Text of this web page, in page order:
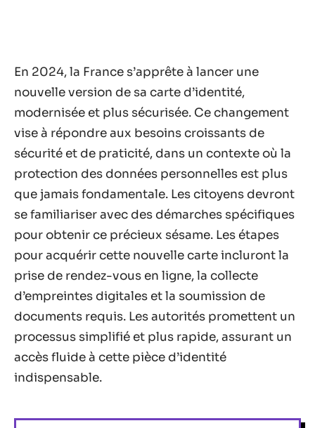
En 2024, la France s’apprête à lancer une
nouvelle version de sa carte d’identité,
modernisée et plus sécurisée. Ce changement
vise à répondre aux besoins croissants de
sécurité et de praticité, dans un contexte où la
protection des données personnelles est plus
que jamais fondamentale. Les citoyens devront
se familiariser avec des démarches spécifiques
pour obtenir ce précieux sésame. Les étapes
pour acquérir cette nouvelle carte incluront la
prise de rendez-vous en ligne, la collecte
d’empreintes digitales et la soumission de
documents requis. Les autorités promettent un
processus simplifié et plus rapide, assurant un
accès fluide à cette pièce d’identité
indispensable.